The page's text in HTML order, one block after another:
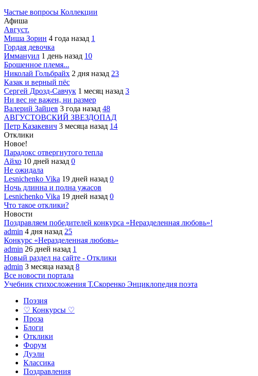
Частые вопросы Коллекции
Афиша
Август.
Миша Зорин 4 года назад 1
Гордая девочка
Иммануил 1 день назад 10
Брошенное племя...
Николай Гольбрайх 2 дня назад 23
Казак и верный пёс
Сергей Дрозд-Савчук 1 месяц назад 3
Ни вес не важен, ни размер
Валерий Зайцев 3 года назад 48
АВГУСТОВСКИЙ ЗВЕЗДОПАД
Петр Казакевич 3 месяца назад 14
Отклики
Новое!
Парадокс отвергнутого тепла
Айхо 10 дней назад 0
Не ожидала
Lesnichenko Vika 19 дней назад 0
Ночь длинна и полна ужасов
Lesnichenko Vika 19 дней назад 0
Что такое отклики?
Новости
Поздравляем победителей конкурса «Неразделенная любовь»!
admin 4 дня назад 25
Конкурс «Неразделенная любовь»
admin 26 дней назад 1
Новый раздел на сайте - Отклики
admin 3 месяца назад 8
Все новости портала
Учебник стихосложения Т.Скоренко Энциклопедия поэта
Поэзия
♡ Конкурсы ♡
Проза
Блоги
Отклики
Форум
Дуэли
Классика
Поздравления